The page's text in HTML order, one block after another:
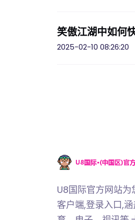
笑傲江湖中如何
2025-02-10 08:26:20
U8国际官方网站为
客户端,登录入口,